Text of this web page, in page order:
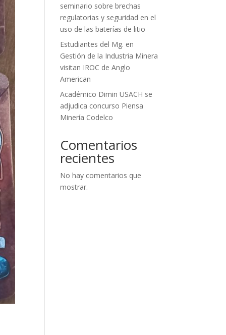
seminario sobre brechas
regulatorias y seguridad en el
uso de las baterías de litio
Estudiantes del Mg. en
Gestión de la Industria Minera
visitan IROC de Anglo
American
Académico Dimin USACH se
adjudica concurso Piensa
Minería Codelco
Comentarios
recientes
No hay comentarios que
mostrar.